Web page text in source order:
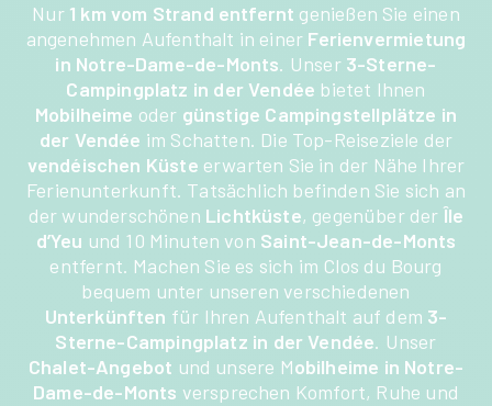
Nur 1 km vom Strand entfernt genießen Sie einen
angenehmen Aufenthalt in einer Ferienvermietung
in Notre-Dame-de-Monts. Unser 3-Sterne-
Campingplatz in der Vendée bietet Ihnen
Mobilheime oder günstige Campingstellplätze in
der Vendée im Schatten. Die Top-Reiseziele der
vendéischen Küste erwarten Sie in der Nähe Ihrer
Ferienunterkunft. Tatsächlich befinden Sie sich an
der wunderschönen Lichtküste, gegenüber der Île
d’Yeu und 10 Minuten von Saint-Jean-de-Monts
entfernt. Machen Sie es sich im Clos du Bourg
bequem unter unseren verschiedenen
Unterkünften für Ihren Aufenthalt auf dem 3-
Sterne-Campingplatz in der Vendée. Unser
Chalet-Angebot und unsere Mobilheime in Notre-
Dame-de-Monts versprechen Komfort, Ruhe und